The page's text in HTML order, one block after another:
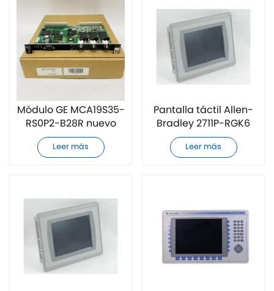
Módulo GE MCA19S35-
RS0P2-B28R nuevo
Leer más
Pantalla táctil Allen-
Bradley 2711P-RGK6
nueva
Leer más